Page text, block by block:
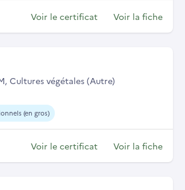
Voir le certificat Voir la fiche
Cultures végétales (Autre)
(en gros)
Voir le certificat Voir la fiche